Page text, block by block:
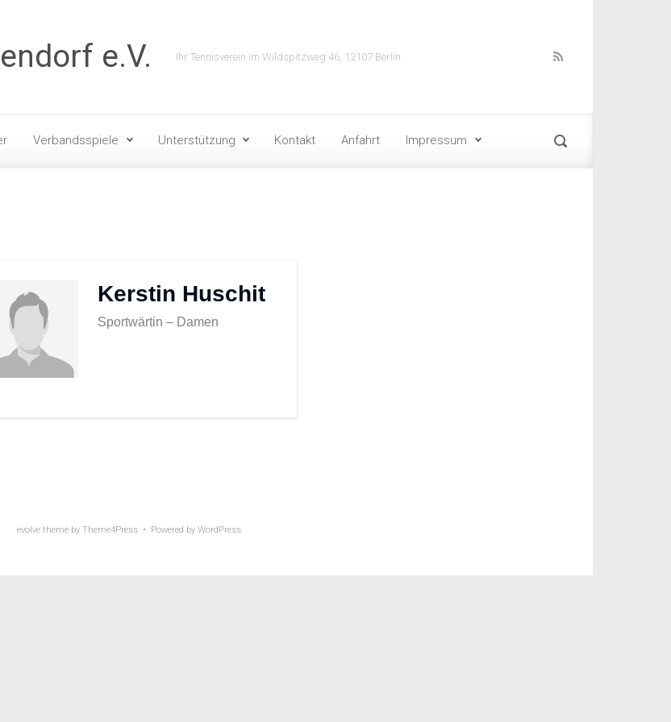
e.V. Ihr Tennisverein im Wildspitzweg 46, 12107 Berlin
Verbandsspiele Unterstützung Kontakt Anfahrt Impressum
Kerstin Huschit
Sportwärtin – Damen
evolve theme by Theme4Press • Powered by WordPress